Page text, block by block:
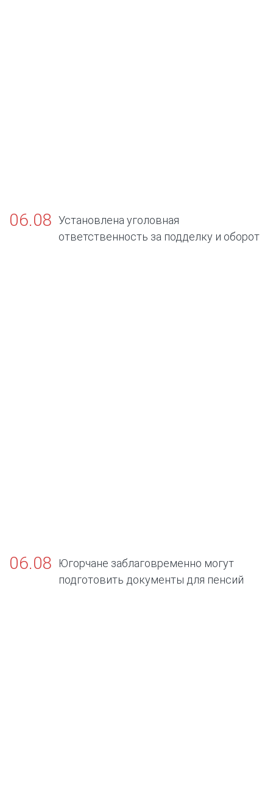
06.08 Установлена уголовная
ответственность за подделку и оборот
06.08
Югорчане заблаговременно могут
подготовить документы для пенсий